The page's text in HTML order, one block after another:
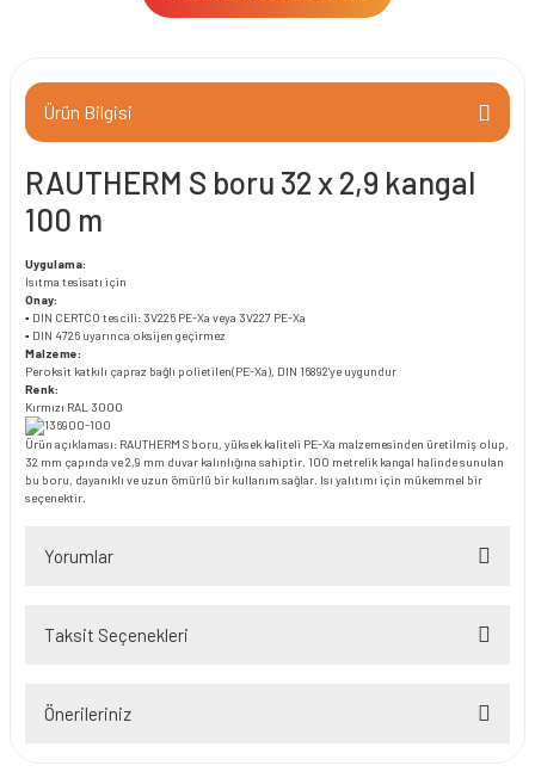
Ürün Bilgisi
RAUTHERM S boru 32 x 2,9 kangal
100 m
Uygulama:
Isıtma tesisatı için
Onay:
▪ DIN CERTCO tescili: 3V226 PE-Xa veya 3V227 PE-Xa
▪ DIN 4726 uyarınca oksijen geçirmez
Malzeme:
Peroksit katkılı çapraz bağlı polietilen(PE-Xa), DIN 16892'ye uygundur
Renk:
Kırmızı RAL 3000
Ürün açıklaması: RAUTHERM S boru, yüksek kaliteli PE-Xa malzemesinden üretilmiş olup,
32 mm çapında ve 2,9 mm duvar kalınlığına sahiptir. 100 metrelik kangal halinde sunulan
bu boru, dayanıklı ve uzun ömürlü bir kullanım sağlar. Isı yalıtımı için mükemmel bir
seçenektir.
Yorumlar
Taksit Seçenekleri
Önerileriniz